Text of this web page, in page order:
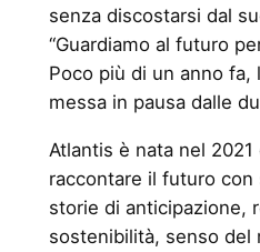
senza discostarsi dal
“Guardiamo al futuro
Poco più di un anno fa,
messa in pausa dalle
Atlantis è nata nel
raccontare il futuro
storie di anticipazione,
sostenibilità, senso del